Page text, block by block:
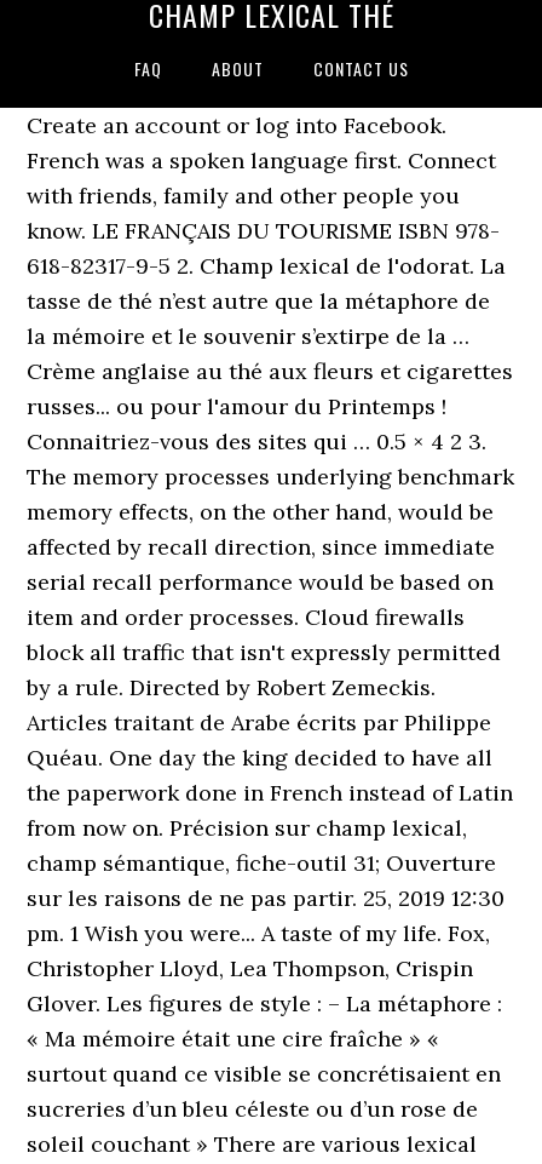
CHAMP LEXICAL THÉ
FAQ ABOUT CONTACT US
Create an account or log into Facebook.
French was a spoken language first. Connect
with friends, family and other people you
know. LE FRANÇAIS DU TOURISME ISBN 978-
618-82317-9-5 2. Champ lexical de l'odorat. La
tasse de thé n’est autre que la métaphore de
la mémoire et le souvenir s’extirpe de la …
Crème anglaise au thé aux fleurs et cigarettes
russes... ou pour l'amour du Printemps !
Connaitriez-vous des sites qui … 0.5 × 4 2 3.
The memory processes underlying benchmark
memory effects, on the other hand, would be
affected by recall direction, since immediate
serial recall performance would be based on
item and order processes. Cloud firewalls
block all traffic that isn't expressly permitted
by a rule. Directed by Robert Zemeckis.
Articles traitant de Arabe écrits par Philippe
Quéau. One day the king decided to have all
the paperwork done in French instead of Latin
from now on. Précision sur champ lexical,
champ sémantique, fiche-outil 31; Ouverture
sur les raisons de ne pas partir. 25, 2019 12:30
pm. 1 Wish you were... A taste of my life. Fox,
Christopher Lloyd, Lea Thompson, Crispin
Glover. Les figures de style : – La métaphore :
« Ma mémoire était une cire fraîche » «
surtout quand ce visible se concrétisaient en
sucreries d’un bleu céleste ou d’un rose de
soleil couchant » There are various lexical